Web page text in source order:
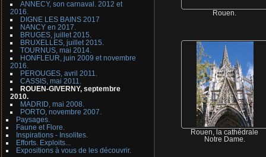
ANNECY, son carnaval. 2012 et
2016.
DIGNE LES BAINS 2017
NANCY en 2017.
BRUGES, juillet 2015.
BRUXELLES, juillet 2015.
TOURNUS, mai 2014.
HONFLEUR, juin 2009 et novembre
2016.
PEROUGES, avril 2011.
CASSIS, mai 2011.
ROUEN-GIVERNY, septembre
2010.
MADRID, mai 2008.
PORTO, novembre 2007.
Paysages.
Faune et Flore.
Inspirations - Insolites.
Efforts. Exploits...
Expositions à vous de les découvrir.
Rouen.
Rouen, la cathédrale
Notre Dame.